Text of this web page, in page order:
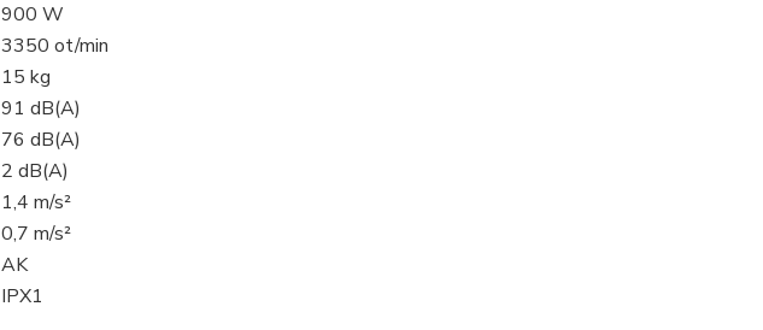
900 W
3350 ot/min
15 kg
91 dB(A)
76 dB(A)
2 dB(A)
1,4 m/s²
0,7 m/s²
AK
IPX1